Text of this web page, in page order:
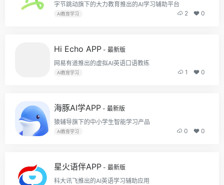
字节跳动旗下的大力教育推出的AI学习辅助平台
AI教育学习 2 0
Hi Echo APP - 最新版
网易有道推出的虚拟AI英语口语教练
AI教育学习 1 0
海豚AI学APP - 最新版
猿辅导旗下的中小学生智能学习产品
AI教育学习 0 0
星火语伴APP - 最新版
科大讯飞推出的AI英语学习辅助应用